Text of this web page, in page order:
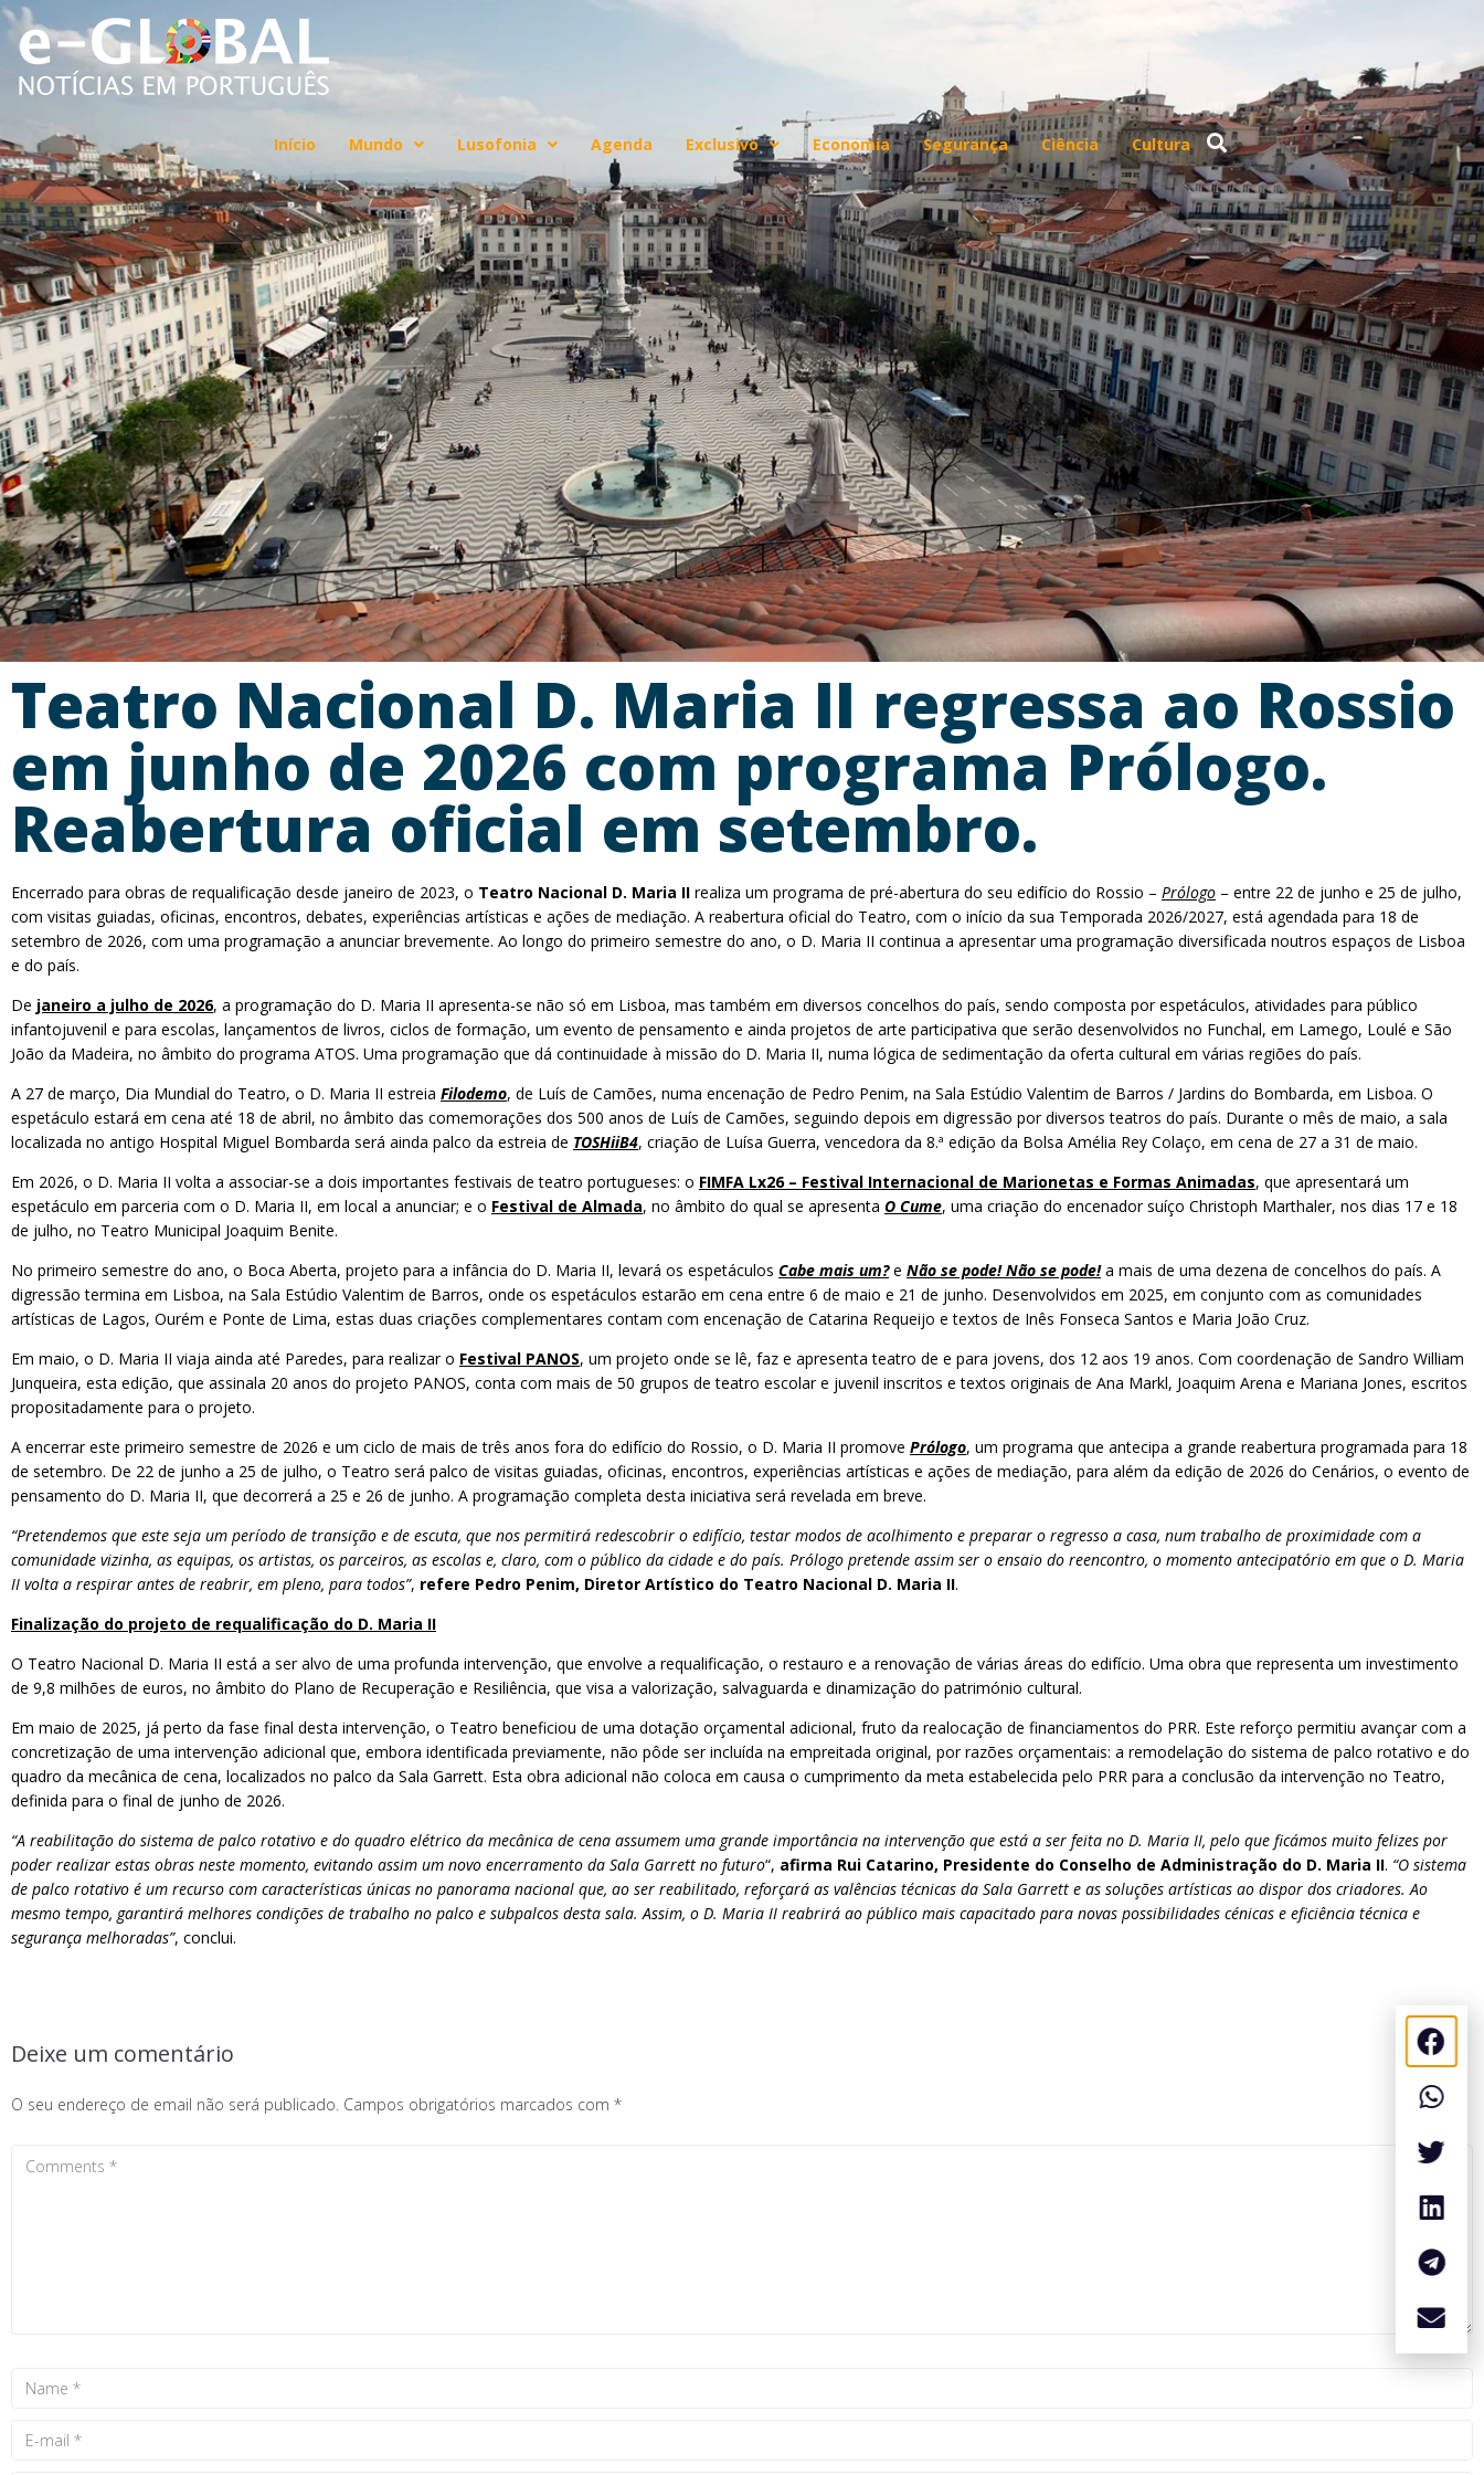
Início Mundo Lusofonia Agenda Exclusivo Economia Segurança Ciência Cultura
Teatro Nacional D. Maria II regressa ao Rossio
em junho de 2026 com programa Prólogo.
Reabertura oficial em setembro.
Encerrado para obras de requalificação desde janeiro de 2023, o Teatro Nacional D. Maria II realiza um programa de pré-abertura do seu edifício do Rossio – Prólogo – entre 22 de junho e 25 de julho,
com visitas guiadas, oficinas, encontros, debates, experiências artísticas e ações de mediação. A reabertura oficial do Teatro, com o início da sua Temporada 2026/2027, está agendada para 18 de
setembro de 2026, com uma programação a anunciar brevemente. Ao longo do primeiro semestre do ano, o D. Maria II continua a apresentar uma programação diversificada noutros espaços de Lisboa
e do país.
De janeiro a julho de 2026, a programação do D. Maria II apresenta-se não só em Lisboa, mas também em diversos concelhos do país, sendo composta por espetáculos, atividades para público
infantojuvenil e para escolas, lançamentos de livros, ciclos de formação, um evento de pensamento e ainda projetos de arte participativa que serão desenvolvidos no Funchal, em Lamego, Loulé e São
João da Madeira, no âmbito do programa ATOS. Uma programação que dá continuidade à missão do D. Maria II, numa lógica de sedimentação da oferta cultural em várias regiões do país.
A 27 de março, Dia Mundial do Teatro, o D. Maria II estreia Filodemo, de Luís de Camões, numa encenação de Pedro Penim, na Sala Estúdio Valentim de Barros / Jardins do Bombarda, em Lisboa. O
espetáculo estará em cena até 18 de abril, no âmbito das comemorações dos 500 anos de Luís de Camões, seguindo depois em digressão por diversos teatros do país. Durante o mês de maio, a sala
localizada no antigo Hospital Miguel Bombarda será ainda palco da estreia de TOSHiiB4, criação de Luísa Guerra, vencedora da 8.ª edição da Bolsa Amélia Rey Colaço, em cena de 27 a 31 de maio.
Em 2026, o D. Maria II volta a associar-se a dois importantes festivais de teatro portugueses: o FIMFA Lx26 – Festival Internacional de Marionetas e Formas Animadas, que apresentará um
espetáculo em parceria com o D. Maria II, em local a anunciar; e o Festival de Almada, no âmbito do qual se apresenta O Cume, uma criação do encenador suíço Christoph Marthaler, nos dias 17 e 18
de julho, no Teatro Municipal Joaquim Benite.
No primeiro semestre do ano, o Boca Aberta, projeto para a infância do D. Maria II, levará os espetáculos Cabe mais um?e Não se pode! Não se pode!a mais de uma dezena de concelhos do país. A
digressão termina em Lisboa, na Sala Estúdio Valentim de Barros, onde os espetáculos estarão em cena entre 6 de maio e 21 de junho. Desenvolvidos em 2025, em conjunto com as comunidades
artísticas de Lagos, Ourém e Ponte de Lima, estas duas criações complementares contam com encenação de Catarina Requeijo e textos de Inês Fonseca Santos e Maria João Cruz.
Em maio, o D. Maria II viaja ainda até Paredes, para realizar o Festival PANOS, um projeto onde se lê, faz e apresenta teatro de e para jovens, dos 12 aos 19 anos. Com coordenação de Sandro William
Junqueira, esta edição, que assinala 20 anos do projeto PANOS, conta com mais de 50 grupos de teatro escolar e juvenil inscritos e textos originais de Ana Markl, Joaquim Arena e Mariana Jones, escritos
propositadamente para o projeto.
A encerrar este primeiro semestre de 2026 e um ciclo de mais de três anos fora do edifício do Rossio, o D. Maria II promove Prólogo, um programa que antecipa a grande reabertura programada para 18
de setembro. De 22 de junho a 25 de julho, o Teatro será palco de visitas guiadas, oficinas, encontros, experiências artísticas e ações de mediação, para além da edição de 2026 do Cenários, o evento de
pensamento do D. Maria II, que decorrerá a 25 e 26 de junho. A programação completa desta iniciativa será revelada em breve.
“Pretendemos que este seja um período de transição e de escuta, que nos permitirá redescobrir o edifício, testar modos de acolhimento e preparar o regresso a casa, num trabalho de proximidade com a
comunidade vizinha, as equipas, os artistas, os parceiros, as escolas e, claro, com o público da cidade e do país. Prólogo pretende assim ser o ensaio do reencontro, o momento antecipatório em que o D. Maria
II volta a respirar antes de reabrir, em pleno, para todos”, refere Pedro Penim, Diretor Artístico do Teatro Nacional D. Maria II.
Finalização do projeto de requalificação do D. Maria II
O Teatro Nacional D. Maria II está a ser alvo de uma profunda intervenção, que envolve a requalificação, o restauro e a renovação de várias áreas do edifício. Uma obra que representa um investimento
de 9,8 milhões de euros, no âmbito do Plano de Recuperação e Resiliência, que visa a valorização, salvaguarda e dinamização do património cultural.
Em maio de 2025, já perto da fase final desta intervenção, o Teatro beneficiou de uma dotação orçamental adicional, fruto da realocação de financiamentos do PRR. Este reforço permitiu avançar com a
concretização de uma intervenção adicional que, embora identificada previamente, não pôde ser incluída na empreitada original, por razões orçamentais: a remodelação do sistema de palco rotativo e do
quadro da mecânica de cena, localizados no palco da Sala Garrett. Esta obra adicional não coloca em causa o cumprimento da meta estabelecida pelo PRR para a conclusão da intervenção no Teatro,
definida para o final de junho de 2026.
“A reabilitação do sistema de palco rotativo e do quadro elétrico da mecânica de cena assumem uma grande importância na intervenção que está a ser feita no D. Maria II, pelo que ficámos muito felizes por
poder realizar estas obras neste momento, evitando assim um novo encerramento da Sala Garrett no futuro“, afirma Rui Catarino, Presidente do Conselho de Administração do D. Maria II. “O sistema
de palco rotativo é um recurso com características únicas no panorama nacional que, ao ser reabilitado, reforçará as valências técnicas da Sala Garrett e as soluções artísticas ao dispor dos criadores. Ao
mesmo tempo, garantirá melhores condições de trabalho no palco e subpalcos desta sala. Assim, o D. Maria II reabrirá ao público mais capacitado para novas possibilidades cénicas e eficiência técnica e
segurança melhoradas”, conclui.
Deixe um comentário
O seu endereço de email não será publicado. Campos obrigatórios marcados com *